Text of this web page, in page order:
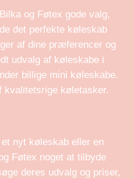
og Føtex gode valg,
det perfekte køleskab
af dine præferencer og
udvalg af køleskabe i
billige mini køleskabe.
kvalitetsrige køletasker.
nyt køleskab eller en
Føtex noget at tilbyde
deres udvalg og priser,